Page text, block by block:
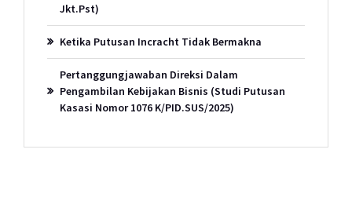
Jkt.Pst)
Ketika Putusan Incracht Tidak Bermakna
Pertanggungjawaban Direksi Dalam
Pengambilan Kebijakan Bisnis (Studi Putusan
Kasasi Nomor 1076 K/PID.SUS/2025)